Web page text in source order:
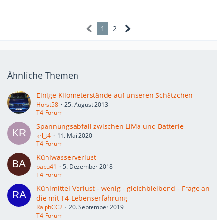
1 2
Ähnliche Themen
Einige Kilometerstände auf unseren Schätzchen
Horst58
25. August 2013
T4-Forum
Spannungsabfall zwischen LiMa und Batterie
krl_t4
11. Mai 2020
T4-Forum
Kühlwasserverlust
babu41
5. Dezember 2018
T4-Forum
Kühlmittel Verlust - wenig - gleichbleibend - Frage an
die mit T4-Lebenserfahrung
RalphCC2
20. September 2019
T4-Forum